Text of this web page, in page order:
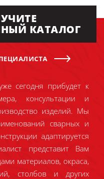
КАТАЛОГ
сегодня прибудет к
консультации и
изделий. Мы
сварных и
адаптируется
представит Вам
материалов, окраса,
столбов и других